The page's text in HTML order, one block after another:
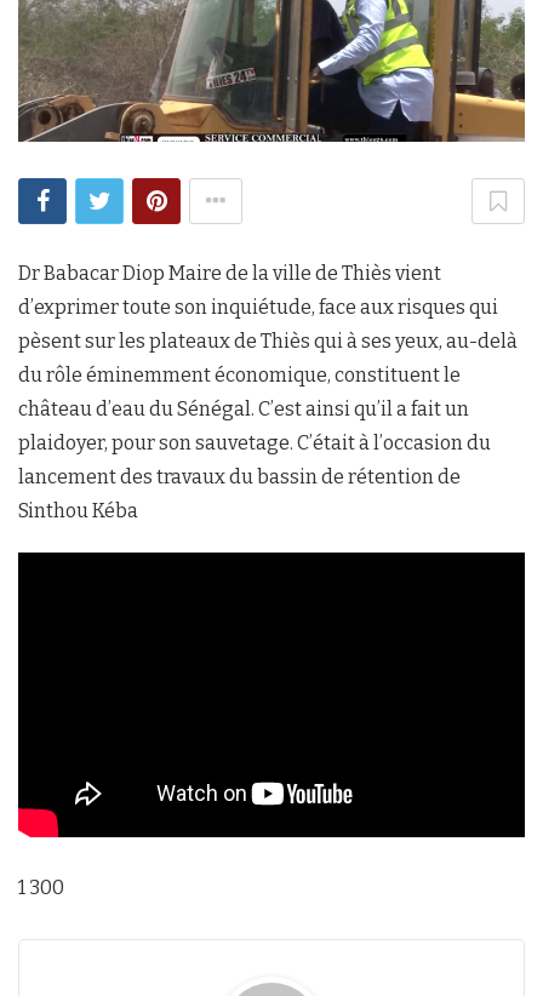
Dr Babacar Diop Maire de la ville de Thiès vient
d’exprimer toute son inquiétude, face aux risques qui
pèsent sur les plateaux de Thiès qui à ses yeux, au-delà
du rôle éminemment économique, constituent le
château d’eau du Sénégal. C’est ainsi qu’il a fait un
plaidoyer, pour son sauvetage. C’était à l’occasion du
lancement des travaux du bassin de rétention de
Sinthou Kéba
1 300